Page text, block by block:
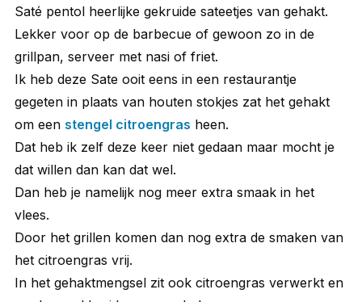
Saté pentol heerlijke gekruide sateetjes van gehakt.
Lekker voor op de barbecue of gewoon zo in de
grillpan, serveer met nasi of friet.
Ik heb deze Sate ooit eens in een restaurantje
gegeten in plaats van houten stokjes zat het gehakt
om een stengel citroengras heen.
Dat heb ik zelf deze keer niet gedaan maar mocht je
dat willen dan kan dat wel.
Dan heb je namelijk nog meer extra smaak in het
vlees.
Door het grillen komen dan nog extra de smaken van
het citroengras vrij.
In het gehaktmengsel zit ook citroengras verwerkt en